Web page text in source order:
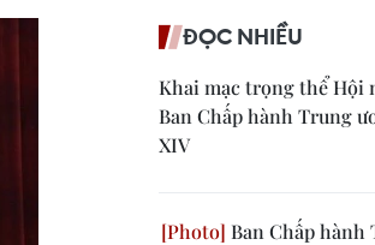
ĐỌC NHIỀU
Khai mạc trọng thể Hội
Ban Chấp hành Trung
XIV
Ban Chấp hành